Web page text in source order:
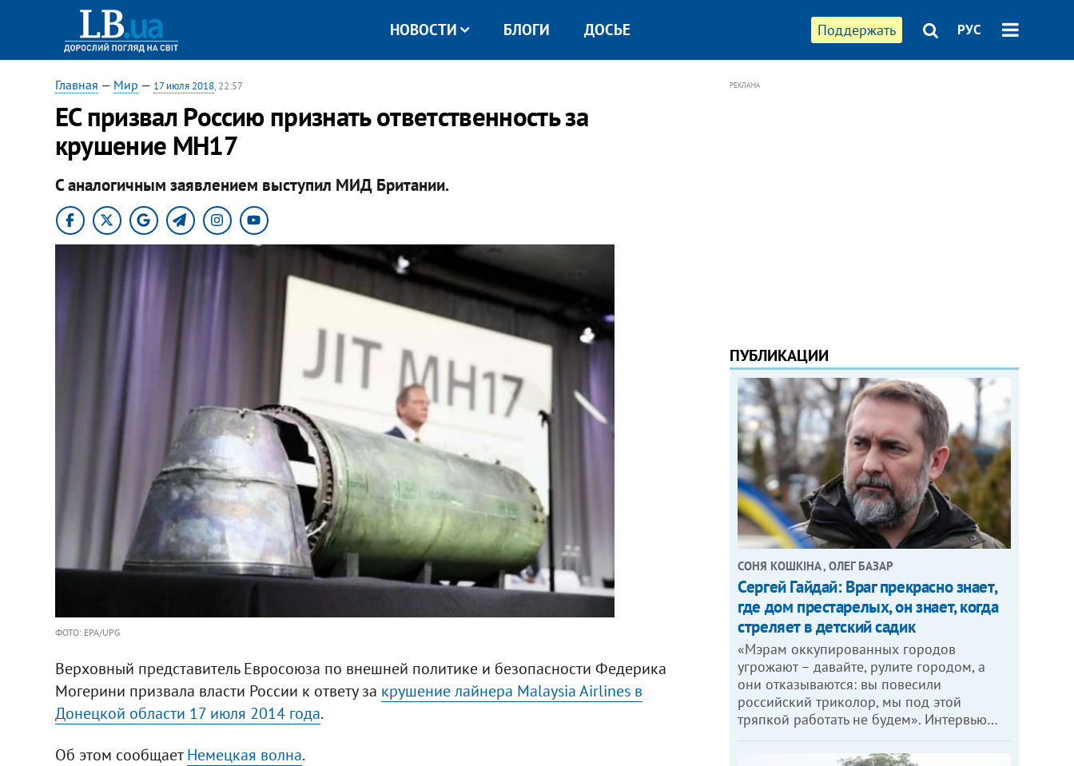
Поддержать РУС
НОВОСТИ БЛОГИ ДОСЬЕ
Главная — Мир — 17 июля 2018, 22:57
ЕС призвал Россию признать ответственность за
крушение MH17
С аналогичным заявлением выступил МИД Британии.
ФОТО: EPA/UPG
Верховный представитель Евросоюза по внешней политике и безопасности Федерика
Могерини призвала власти России к ответу за крушение лайнера Malaysia Airlines в
Донецкой области 17 июля 2014 года.
Об этом сообщаетНемецкая волна.
РЕКЛАМА
ПУБЛИКАЦИИ
СОНЯ КОШКІНА , ОЛЕГ БАЗАР
Сергей Гайдай: Враг прекрасно знает,
где дом престарелых, он знает, когда
стреляет в детский садик
«Мэрам оккупированных городов
угрожают – давайте, рулите городом, а
они отказываются: вы повесили
российский триколор, мы под этой
тряпкой работать не будем». Интервью…